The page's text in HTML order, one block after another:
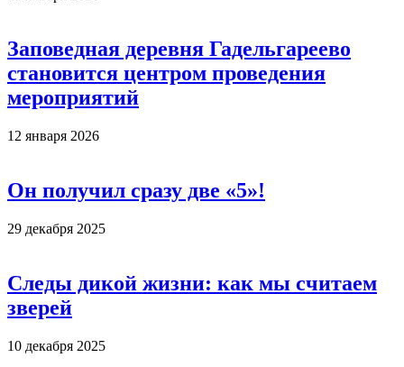
Заповедная деревня Гадельгареево
становится центром проведения
мероприятий
12 января 2026
Он получил сразу две «5»!
29 декабря 2025
Следы дикой жизни: как мы считаем
зверей
10 декабря 2025